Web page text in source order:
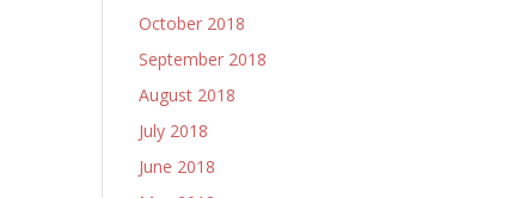
October 2018
September 2018
August 2018
July 2018
June 2018